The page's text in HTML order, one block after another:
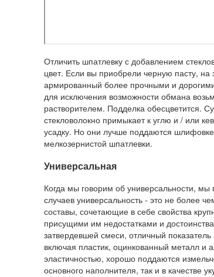
Отличить шпатлевку с добавлением
цвет. Если вы приобрели черную пасту, на
армированный более прочными и
для исключения возможности обмана
растворителем. Подделка обесцветится.
стекловолокно примыкает к углю и / или
усадку. Но они лучше поддаются
мелкозернистой шпатлевки.
Универсальная
Когда мы говорим об универсальности,
случаев универсальность - это не более
составы, сочетающие в себе свойства
присущими им недостатками и
затвердевшей смеси, отличный
включая пластик, оцинкованный металл
эластичностью, хорошо поддаются
основного наполнителя, так и в качестве